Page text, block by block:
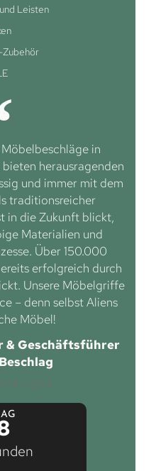
Leisten
in
herausragenden
und immer mit dem
traditionsreicher
in die Zukunft blickt,
Materialien und
Über 150.000
erfolgreich durch
Unsere Möbelgriffe
– denn selbst Aliens
Möbel!
& Geschäftsführer